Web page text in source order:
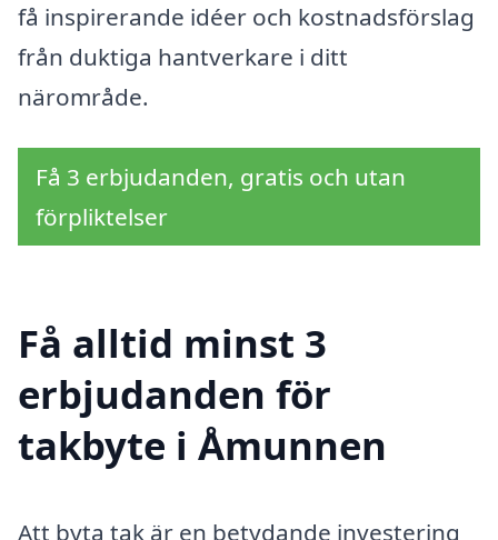
få inspirerande idéer och kostnadsförslag
från duktiga hantverkare i ditt
närområde.
Få 3 erbjudanden, gratis och utan
förpliktelser
Få alltid minst 3
erbjudanden för
takbyte i Åmunnen
Att byta tak är en betydande investering